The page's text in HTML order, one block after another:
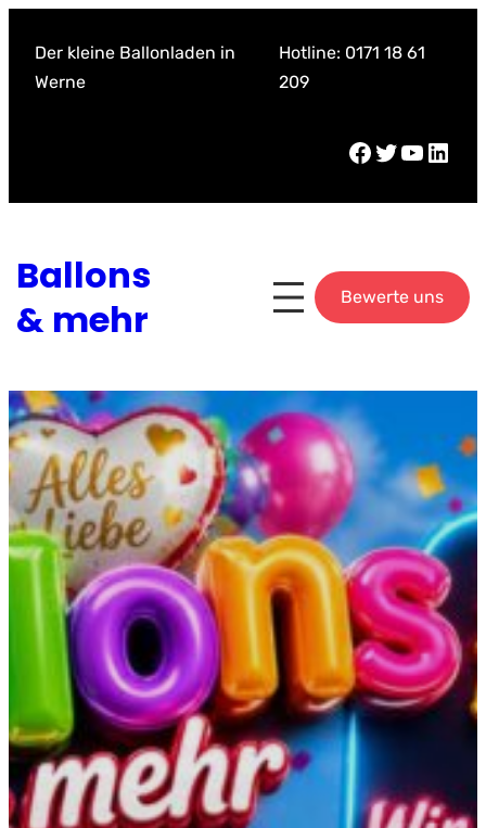
Inhalt
springen
Der kleine Ballonladen in
Werne
Hotline: 0171 18 61
209
Facebook Twitter YouTube LinkedIn
Ballons
& mehr
Bewerte uns